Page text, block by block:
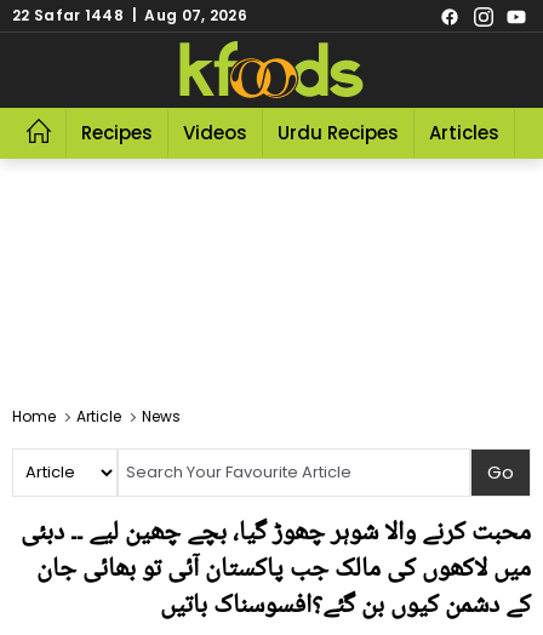
22 Safar 1448 | Aug 07, 2026
Recipes Videos Urdu Recipes Articles
Home Article News
محبت کرنے والا شوہر چھوڑ گیا، بچے چھین لیے ۔۔ دبئی
میں لاکھوں کی مالک جب پاکستان آئی تو بھائی جان
کے دشمن کیوں بن گئے؟افسوسناک باتیں